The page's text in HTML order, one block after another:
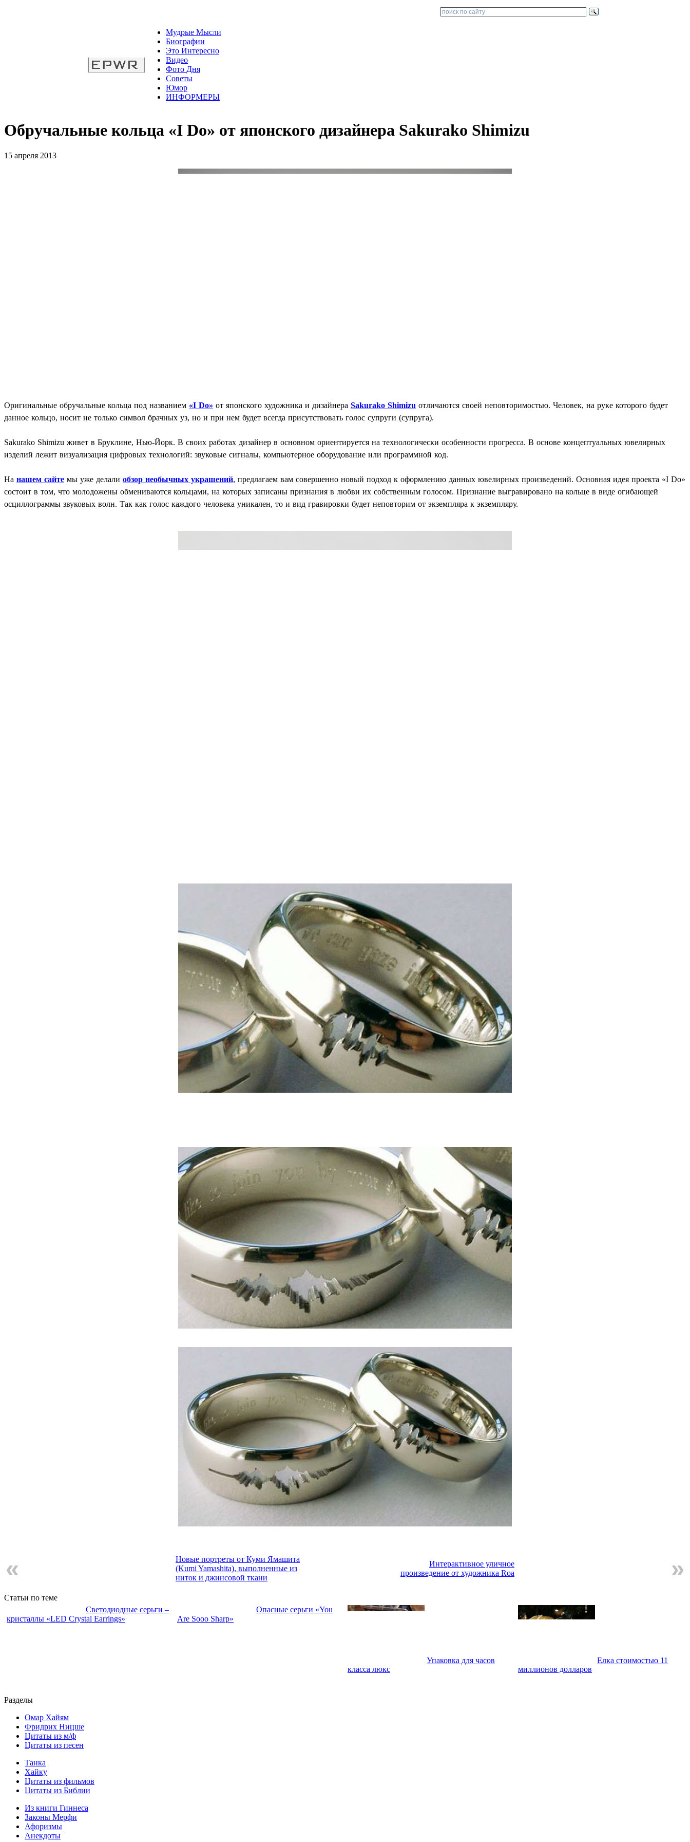
Мудрые Мысли
Биографии
Это Интересно
Видео
Фото Дня
Советы
Юмор
ИНФОРМЕРЫ
Обручальные кольца «I Do» от японского дизайнера Sakurako Shimizu
15 апреля 2013
Оригинальные обручальные кольца под названием «I Do» от японского художника и дизайнера Sakurako Shimizu отличаются своей неповторимостью. Человек, на руке которого будет
данное кольцо, носит не только символ брачных уз, но и при нем будет всегда присутствовать голос супруги (супруга).
Sakurako Shimizu живет в Бруклине, Нью-Йорк. В своих работах дизайнер в основном ориентируется на технологически особенности прогресса. В основе концептуальных ювелирных
изделий лежит визуализация цифровых технологий: звуковые сигналы, компьютерное оборудование или программной код.
На нашем сайте мы уже делали обзор необычных украшений, предлагаем вам совершенно новый подход к оформлению данных ювелирных произведений. Основная идея проекта «I Do»
состоит в том, что молодожены обмениваются кольцами, на которых записаны признания в любви их собственным голосом. Признание выгравировано на кольце в виде огибающей
осциллограммы звуковых волн. Так как голос каждого человека уникален, то и вид гравировки будет неповторим от экземпляра к экземпляру.
«
Новые портреты от Куми Ямашита
(Kumi Yamashita), выполненные из
ниток и джинсовой ткани
Интерактивное уличное
произведение от художника Roa
»
Статьи по теме
Светодиодные серьги –
кристаллы «LED Crystal Earrings»
Опасные серьги «You
Are Sooo Sharp»
Упаковка для часов
класса люкс
Елка стоимостью 11
миллионов долларов
Разделы
Омар Хайям
Фридрих Ницше
Цитаты из м/ф
Цитаты из песен
Танка
Хайку
Цитаты из фильмов
Цитаты из Библии
Из книги Гиннеса
Законы Мерфи
Афоризмы
Анекдоты